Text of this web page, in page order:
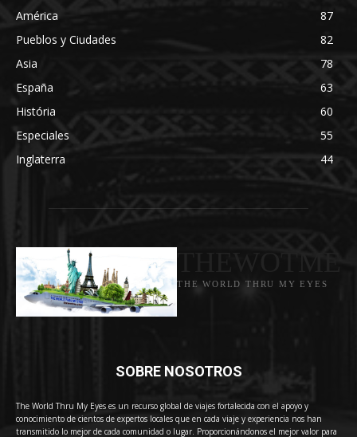
América
87
Pueblos y Ciudades
82
Asia
78
España
63
História
60
Especiales
55
Inglaterra
44
THE WORLD THRU MY EYES
SOBRE NOSOTROS
The World Thru My Eyes es un recurso global de viajes fortalecida con el apoyo y
conocimiento de cientos de expertos locales que en cada viaje y experiencia nos han
transmitido lo mejor de cada comunidad o lugar. Proporcionándonos el mejor valor para